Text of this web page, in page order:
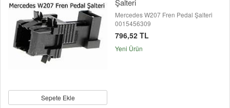
Sepete Ekle
Şalteri
Mercedes W207 Fren Pedal Şalteri
0015456309
796,52 TL
Yeni Ürün